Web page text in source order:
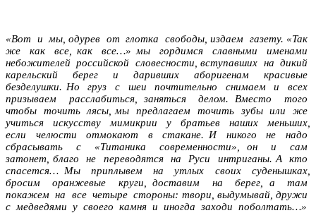
«Вот и мы, одурев от глотка свободы, издаем газету. «Так
же как все, как все…» мы гордимся славными именами
небожителей российской словесности, вступавших на дикий
карельский берег и даривших аборигенам красивые
безделушки. Но груз с шеи почтительно снимаем и всех
призываем расслабиться, заняться делом. Вместо того
чтобы точить лясы, мы предлагаем точить зубы или же
учиться искусству мимикрии у братьев наших меньших,
если челюсти отмокают в стакане. И никого не надо
сбрасывать с «Титаника современности», он и сам
затонет, благо не переводятся на Руси интриганы. А кто
спасется… Мы приплывем на утлых своих суденышках,
бросим оранжевые круги, доставим на берег, а там
покажем на все четыре стороны: твори, выдумывай, дружи
с медведями у своего камня и иногда заходи поболтать…»